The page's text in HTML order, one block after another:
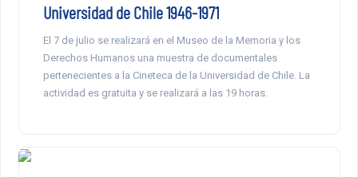
Universidad de Chile 1946-1971
El 7 de julio se realizará en el Museo de la Memoria y los
Derechos Humanos una muestra de documentales
pertenecientes a la Cineteca de la Universidad de Chile. La
actividad es gratuita y se realizará a las 19 horas.